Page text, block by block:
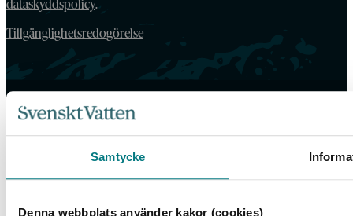
Samtycke
Denna webbplats använder kakor (cookies)
dataskyddspolicy.
Tillgänglighetsredogörelse